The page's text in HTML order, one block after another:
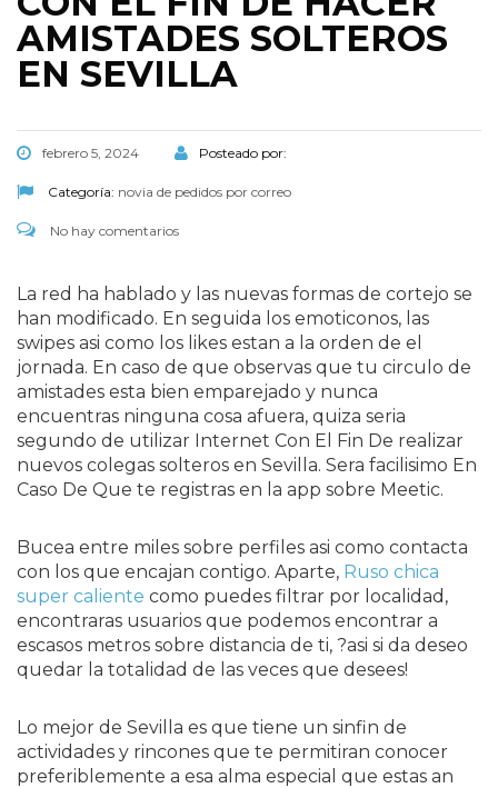
AMISTADES SOLTEROS
EN SEVILLA
febrero 5, 2024 Posteado por:
Categoría: novia de pedidos por correo
No hay comentarios
La red ha hablado y las nuevas formas de cortejo se
han modificado. En seguida los emoticonos, las
swipes asi­ como los likes estan a la orden de el
jornada. En caso de que observas que tu circulo de
amistades esta bien emparejado y nunca
encuentras ninguna cosa afuera, quiza seri­a
segundo de utilizar Internet Con El Fin De realizar
nuevos colegas solteros en Sevilla. Sera facilisimo En
Caso De Que te registras en la app sobre Meetic.
Bucea entre miles sobre perfiles asi­ como contacta
con los que encajan contigo. Aparte, Ruso chica
super caliente como puedes filtrar por localidad,
encontraras usuarios que podemos encontrar a
escasos metros sobre distancia de ti, ?asi si da deseo
quedar la totalidad de las veces que desees!
Lo mejor de Sevilla es que tiene un sinfin de
actividades y rincones que te permitiran conocer
preferiblemente a esa alma especial que estas an